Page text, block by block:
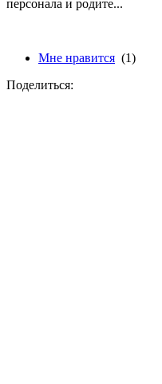
персонала и родите...
Мне нравится (1)
Поделиться: